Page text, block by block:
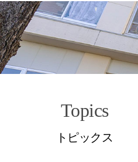
Topics
トピックス